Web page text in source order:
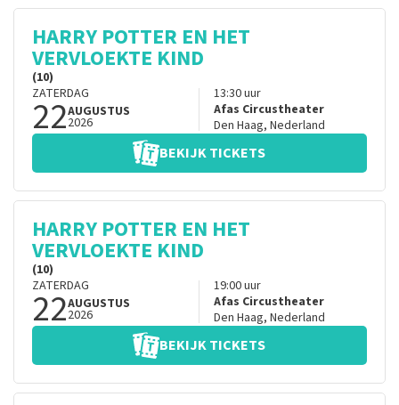
HARRY POTTER EN HET
VERVLOEKTE KIND
(10)
ZATERDAG
22AUGUSTUS
2026
13:30uur
Afas Circustheater
Den Haag, Nederland
BEKIJK TICKETS
HARRY POTTER EN HET
VERVLOEKTE KIND
(10)
ZATERDAG
22AUGUSTUS
2026
19:00uur
Afas Circustheater
Den Haag, Nederland
BEKIJK TICKETS